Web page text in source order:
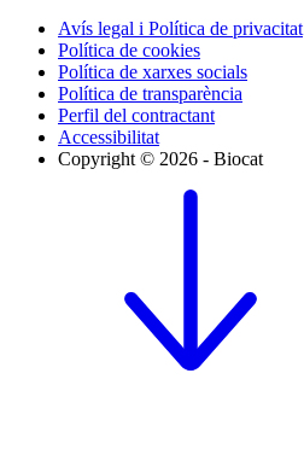
Avís legal i Política de privacitat
Política de cookies
Política de xarxes socials
Política de transparència
Perfil del contractant
Accessibilitat
Copyright © 2026 - Biocat